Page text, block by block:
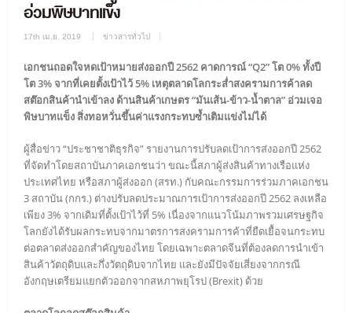
อ่วมพิษบาทแข็ง
17th เม.ย. 2019 ข่าวสารทั่วไป
เอกชนถอดใจหดเป้าหมายส่งออกปี 2562 คาดการณ์ “Q2” โต 0% ทั้งปี
โต 3% จากที่เคยตั้งเป้าไว้ 5% เหตุตลาดโลกระส่ำสงครามการค้าลด
สต๊อกสินค้านำเข้าลง ด้านสินค้าเกษตร “มันเส้น-ข้าว-น้ำตาล” อ่วมเจอ
พิษบาทแข็ง สิ่งทอหวั่นขึ้นค่าแรงกระทบซ้ำเติมแข่งไม่ได้
ผู้สื่อข่าว “ประชาชาติธุรกิจ” รายงานการปรับลดเป้าการส่งออกปี 2562
ที่จัดทำโดยสถาบันภาคเอกชนว่า ขณะนี้สภาผู้ส่งสินค้าทางเรือแห่ง
ประเทศไทย หรือสภาผู้ส่งออก (สรท.) กับคณะกรรมการร่วมภาคเอกชน
3 สถาบัน (กกร.) ต่างปรับลดประมาณการเป้าการส่งออกปี 2562 ลงเหลือ
เพียง 3% จากเดิมที่ตั้งเป้าไว้ที่ 5% เนื่องจากแนวโน้มภาพรวมเศรษฐกิจ
โลกยังได้รับผลกระทบจากมาตรการสงครามการค้าที่ยืดเยื้อจนกระทบ
ต่อตลาดส่งออกสำคัญของไทย โดยเฉพาะตลาดจีนที่ต้องลดการนำเข้า
สินค้าวัตถุดิบและกึ่งวัตถุดิบจากไทย และยังมีปัจจัยเสี่ยงจากกรณี
อังกฤษเตรียมแยกตัวออกจากสหภาพยุโรป (Brexit) ด้วย